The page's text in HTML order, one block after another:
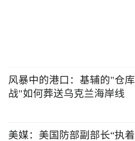
风暴中的港口：基辅的"仓库
战"如何葬送乌克兰海岸线
美媒：美国防部副部长“执着